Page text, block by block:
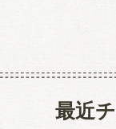
最近